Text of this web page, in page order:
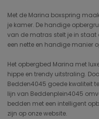
Met de Marina boxspring
je kamer. De handige
van de matras stelt je in
een nette en handige manier
Het opbergbed Marina met
hippe en trendy uitstraling.
Bedden4045 goede kwaliteit
lijn van Beddenplein4045
bedden met een intelligent
zijn op onze website.